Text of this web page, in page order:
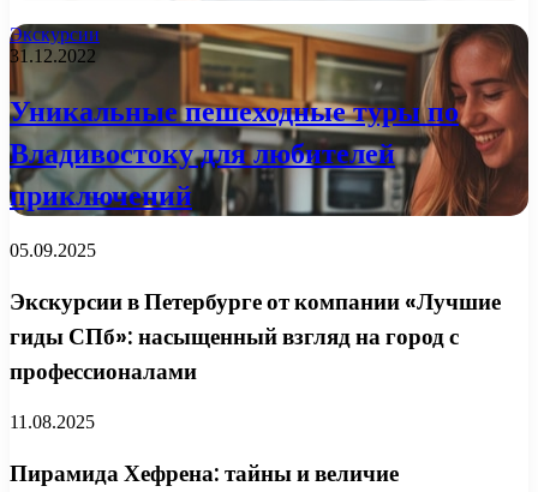
Экскурсии
31.12.2022
Уникальные пешеходные туры по
Владивостоку для любителей
приключений
05.09.2025
Экскурсии в Петербурге от компании «Лучшие
гиды СПб»: насыщенный взгляд на город с
профессионалами
11.08.2025
Пирамида Хефрена: тайны и величие